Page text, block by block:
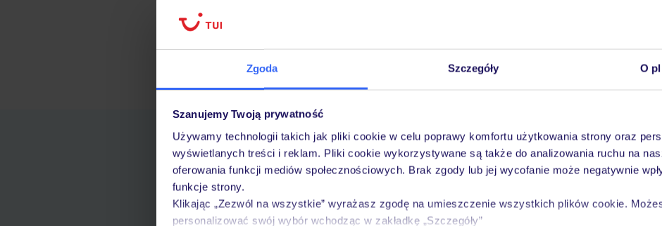
Zgoda Szczegóły O
Szanujemy Twoją prywatność
Używamy technologii takich jak pliki cookie w celu poprawy komfortu użytkowania strony oraz
wyświetlanych treści i reklam. Pliki cookie wykorzystywane są także do analizowania ruchu na
oferowania funkcji mediów społecznościowych. Brak zgody lub jej wycofanie może negatywnie
funkcje strony.
Klikając „Zezwól na wszystkie” wyrażasz zgodę na umieszczenie wszystkich plików cookie.
personalizować swój wybór wchodząc w zakładkę „Szczegóły”
Pobierz bezpłatną aplikację TUI
Szybkie wyszukiwanie i przeglądanie ofert
Lista ulubionych ofert i możliwość ich udostępniania
Historia wyszukiwań i ostatnio oglądanych ofert
Kontakt z TUI i wszystkie informacje o Twojej